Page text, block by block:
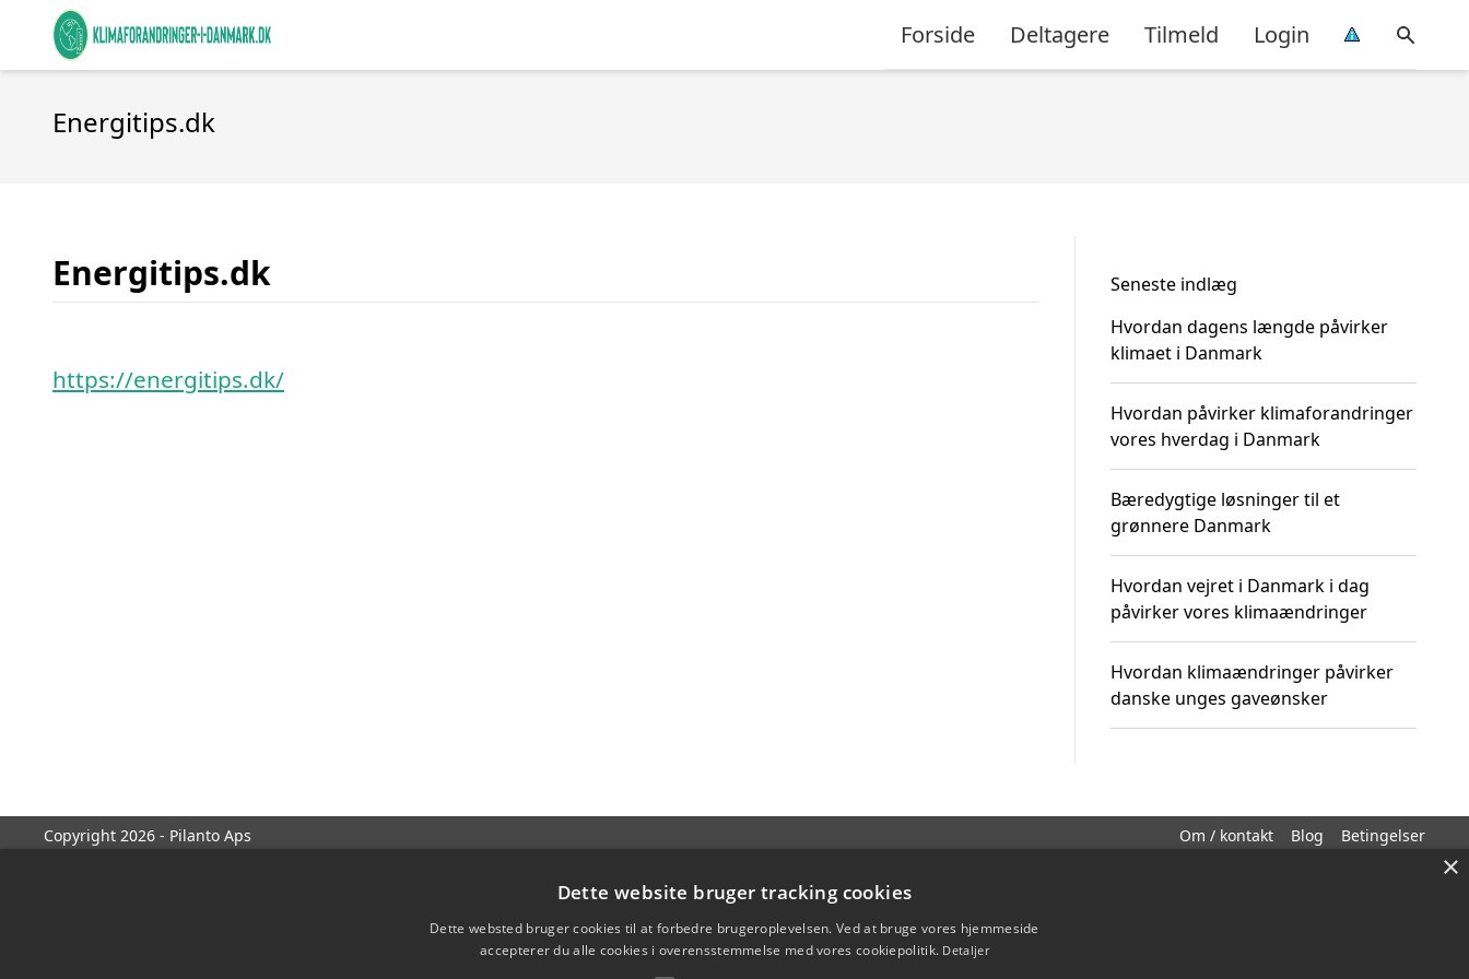
Forside Deltagere Tilmeld Login
Energitips.dk
Energitips.dk
https://energitips.dk/
Seneste indlæg
Hvordan dagens længde påvirker
klimaet i Danmark
Hvordan påvirker klimaforandringer
vores hverdag i Danmark
Bæredygtige løsninger til et
grønnere Danmark
Hvordan vejret i Danmark i dag
påvirker vores klimaændringer
Hvordan klimaændringer påvirker
danske unges gaveønsker
Copyright 2026 - Pilanto Aps Om / kontakt Blog Betingelser
×
Dette website bruger tracking cookies
Dette websted bruger cookies til at forbedre brugeroplevelsen. Ved at bruge vores hjemmeside
accepterer du alle cookies i overensstemmelse med vores cookiepolitik. Detaljer